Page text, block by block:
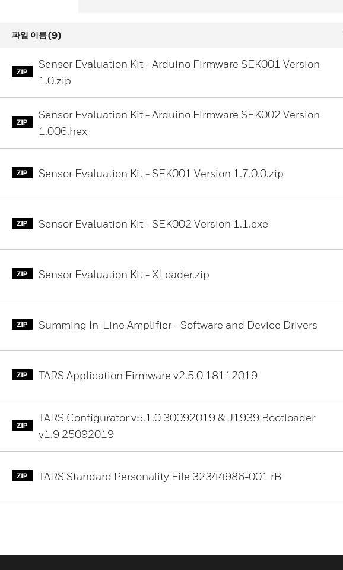
파일 이름(9)
Sensor Evaluation Kit - Arduino Firmware SEK001 Version
1.0.zip
Sensor Evaluation Kit - Arduino Firmware SEK002 Version
1.006.hex
Sensor Evaluation Kit - SEK001 Version 1.7.0.0.zip
Sensor Evaluation Kit - SEK002 Version 1.1.exe
Sensor Evaluation Kit - XLoader.zip
Summing In-Line Amplifier - Software and Device Drivers
TARS Application Firmware v2.5.0 18112019
TARS Configurator v5.1.0 30092019 & J1939 Bootloader
v1.9 25092019
TARS Standard Personality File 32344986-001 rB